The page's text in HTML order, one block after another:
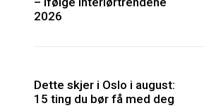
2026
Dette skjer i Oslo i august:
15 ting du bør få med deg